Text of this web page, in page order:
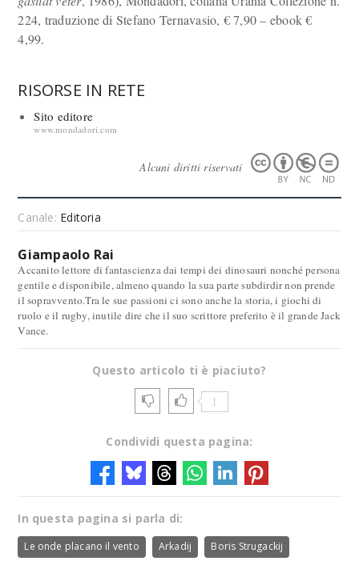
224, traduzione di Stefano Ternavasio, € 7,90 – ebook €
4,99.
RISORSE IN RETE
Sito editore
www.mondadori.com
Alcuni diritti riservati
Canale: Editoria
Giampaolo Rai
Accanito lettore di fantascienza dai tempi dei dinosauri nonché persona
gentile e disponibile, almeno quando la sua parte subdirdir non prende
il sopravvento.Tra le sue passioni ci sono anche la storia, i giochi di
ruolo e il rugby, inutile dire che il suo scrittore preferito è il grande Jack
Vance.
Questo articolo ti è piaciuto?
1
Condividi questa pagina:
In questa pagina si parla di:
Le onde placano il vento Arkadij Boris Strugackij